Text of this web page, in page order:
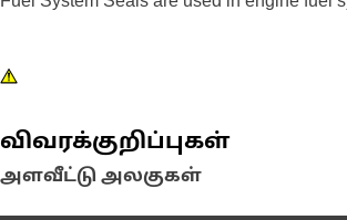
விவரக்குறிப்புகள்
அளவீட்டு அலகுகள்